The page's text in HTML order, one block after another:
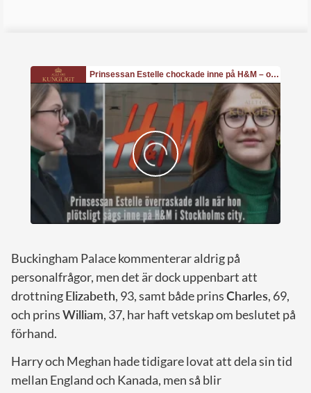
Buckingham Palace kommenterar aldrig på
personalfrågor, men det är dock uppenbart att
drottningElizabeth, 93, samt både prinsCharles, 69,
och prinsWilliam, 37, har haft vetskap om beslutet på
förhand.
Harry och Meghan hade tidigare lovat att dela sin tid
mellan England och Kanada, men så blir